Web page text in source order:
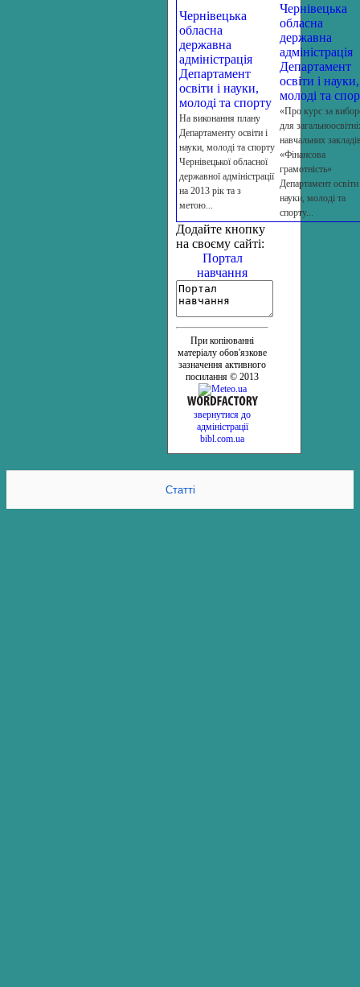
Чернівецька
обласна
державна
адміністрація
Департамент
освіти і науки,
молоді та спорту
На виконання плану
Департаменту освіти і
науки, молоді та спорту
Чернівецької обласної
державної адміністрації
на 2013 рік та з
метою...
Чернівецька
обласна
державна
адміністрація
Департамент
освіти і науки,
молоді та
«Про курс за
для
навчальних
«Фінансова
грамотність»
Департамент освіти
науки, молоді та
спорту...
Додайте кнопку
на своєму сайті:
Портал
навчання
При копіюванні
матеріалу обов'язкове
зазначення активного
посилання © 2013
звернутися до
адміністрації
bibl.com.ua
Статті